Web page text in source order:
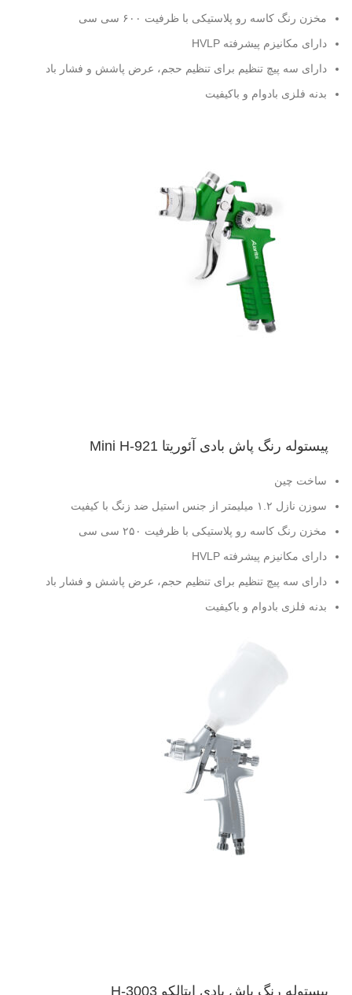
مخزن رنگ کاسه رو پلاستیکی با ظرفیت ۶۰۰ سی سی
دارای مکانیزم پیشرفته HVLP
دارای سه پیچ تنظیم برای تنظیم حجم، عرض پاشش و فشار باد
بدنه فلزی بادوام و باکیفیت
پیستوله رنگ پاش بادی آئوریتا Mini H-921
ساخت چین
سوزن نازل ۱.۲ میلیمتر از جنس استیل ضد زنگ با کیفیت
مخزن رنگ کاسه رو پلاستیکی با ظرفیت ۲۵۰ سی سی
دارای مکانیزم پیشرفته HVLP
دارای سه پیچ تنظیم برای تنظیم حجم، عرض پاشش و فشار باد
بدنه فلزی بادوام و باکیفیت
پیستوله رنگ پاش بادی ایتالکو H-3003